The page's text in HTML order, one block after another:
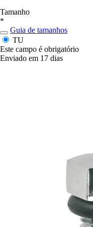
Tamanho
*
Guia de tamanhos
TU
Este campo é obrigatório
Enviado em 17 dias